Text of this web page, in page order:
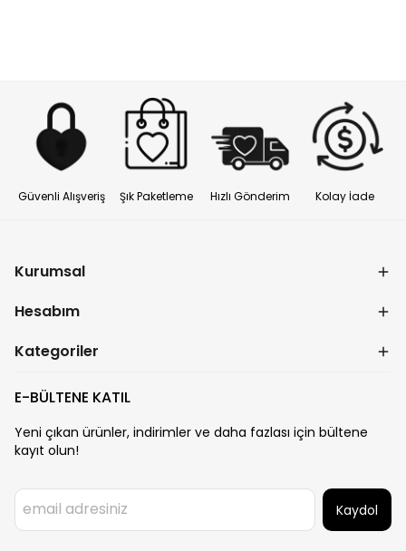
Güvenli Alışveriş Şık Paketleme Hızlı Gönderim Kolay İade
Kurumsal
Hesabım
Kategoriler
E-BÜLTENE KATIL
Yeni çıkan ürünler, indirimler ve daha fazlası için bültene
kayıt olun!
Kaydol